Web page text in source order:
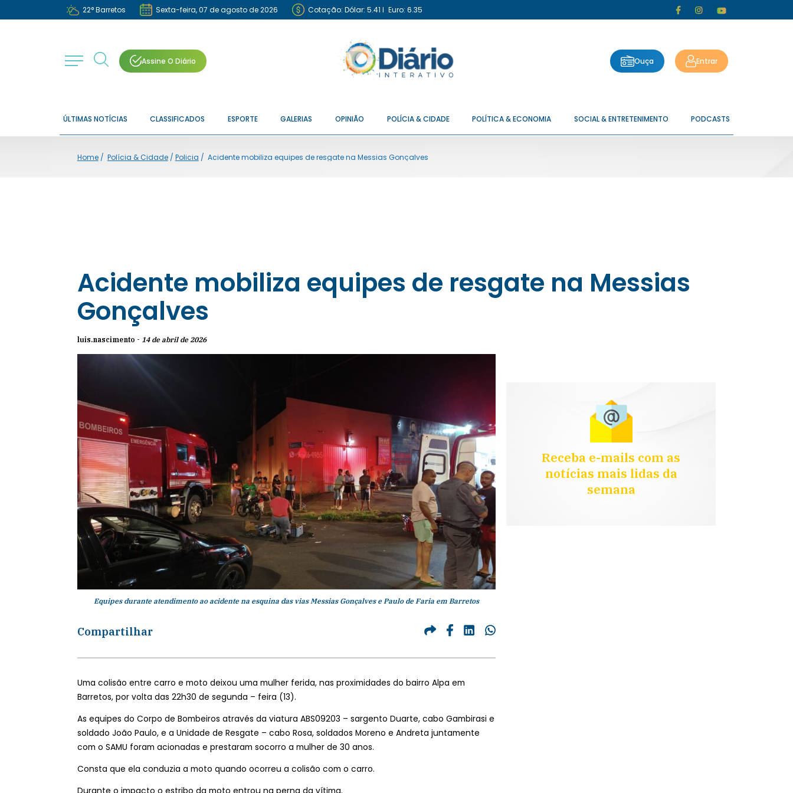
22°Barretos Sexta-feira, 07 de agosto de 2026 Cotação: Dólar: 5.41 I Euro: 6.35
Assine O Diário Ouça Entrar
ÚLTIMAS NOTÍCIAS CLASSIFICADOS ESPORTE GALERIAS OPINIÃO POLÍCIA & CIDADE POLÍTICA & ECONOMIA SOCIAL & ENTRETENIMENTO PODCASTS
Home/ Polícia & Cidade/ Policia / Acidente mobiliza equipes de resgate na Messias Gonçalves
Acidente mobiliza equipes de resgate na Messias
Gonçalves
luis.nascimento - 14 de abril de 2026
Equipes durante atendimento ao acidente na esquina das vias Messias Gonçalves e Paulo de Faria em Barretos
Compartilhar
Uma colisão entre carro e moto deixou uma mulher ferida, nas proximidades do bairro Alpa em
Barretos, por volta das 22h30 de segunda – feira (13).
As equipes do Corpo de Bombeiros através da viatura ABS09203 – sargento Duarte, cabo Gambirasi e
soldado João Paulo, e a Unidade de Resgate – cabo Rosa, soldados Moreno e Andreta juntamente
com o SAMU foram acionadas e prestaram socorro a mulher de 30 anos.
Consta que ela conduzia a moto quando ocorreu a colisão com o carro.
Receba e-mails com as
notícias mais lidas da
semana